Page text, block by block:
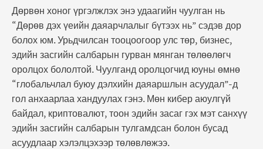
Дөрвөн хоног үргэлжлэх энэ удаагийн чуулган нь
“Дөрөв дэх үеийн даяарчлалыг бүтээх нь” сэдэв дор
болох юм. Урьдчилсан тооцоогоор улс төр, бизнес,
эдийн засгийн салбарын гурван мянган төлөөлөгч
оролцох бололтой. Чуулганд оролцогчид юуны өмнө
“глобальчлал буюу дэлхийн даяаршлын асуудал”-д
гол анхаарлаа хандуулах гэнэ. Мөн кибер аюулгүй
байдал, криптовалют, тоон эдийн засаг гэх мэт санхүү
эдийн засгийн салбарын тулгамдсан болон бусад
асуудлаар хэлэлцэхээр төлөвлөжээ.